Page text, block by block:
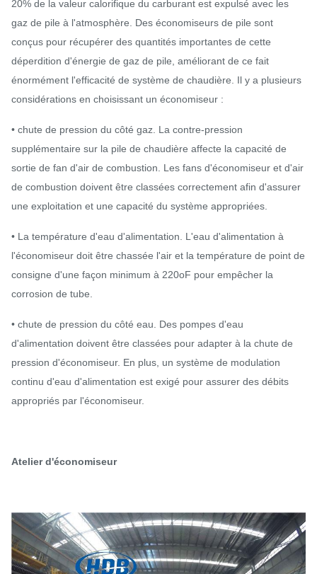
20% de la valeur calorifique du carburant est expulsé avec les
gaz de pile à l'atmosphère. Des économiseurs de pile sont
conçus pour récupérer des quantités importantes de cette
déperdition d'énergie de gaz de pile, améliorant de ce fait
énormément l'efficacité de système de chaudière. Il y a plusieurs
considérations en choisissant un économiseur :
• chute de pression du côté gaz. La contre-pression
supplémentaire sur la pile de chaudière affecte la capacité de
sortie de fan d'air de combustion. Les fans d'économiseur et d'air
de combustion doivent être classées correctement afin d'assurer
une exploitation et une capacité du système appropriées.
• La température d'eau d'alimentation. L'eau d'alimentation à
l'économiseur doit être chassée l'air et la température de point de
consigne d'une façon minimum à 220oF pour empêcher la
corrosion de tube.
• chute de pression du côté eau. Des pompes d'eau
d'alimentation doivent être classées pour adapter à la chute de
pression d'économiseur. En plus, un système de modulation
continu d'eau d'alimentation est exigé pour assurer des débits
appropriés par l'économiseur.
Atelier d'économiseur